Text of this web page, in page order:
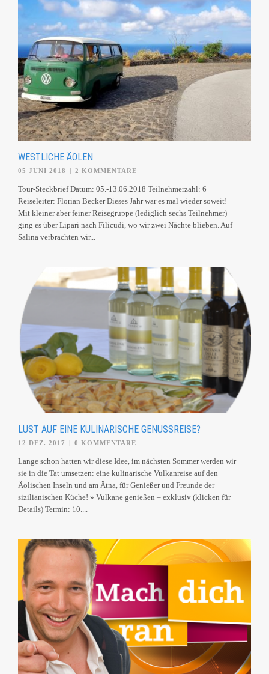
WESTLICHE ÄOLEN
05 JUNI 2018 | 2 KOMMENTARE
Tour-Steckbrief Datum: 05.-13.06.2018 Teilnehmerzahl: 6
Reiseleiter: Florian Becker Dieses Jahr war es mal wieder soweit!
Mit kleiner aber feiner Reisegruppe (lediglich sechs Teilnehmer)
ging es über Lipari nach Filicudi, wo wir zwei Nächte blieben. Auf
Salina verbrachten wir...
LUST AUF EINE KULINARISCHE GENUSSREISE?
12 DEZ. 2017 0 KOMMENTARE
Lange schon hatten wir diese Idee, im nächsten Sommer werden wir
sie in die Tat umsetzen: eine kulinarische Vulkanreise auf den
Äolischen Inseln und am Ätna, für Genießer und Freunde der
sizilianischen Küche! » Vulkane genießen – exklusiv (klicken für
Details) Termin: 10....